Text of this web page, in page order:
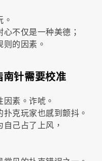
心不仅是一种美德；
的因素。
针需要校准
素。诈唬。
克玩家也感到颤抖。
己占了上风，